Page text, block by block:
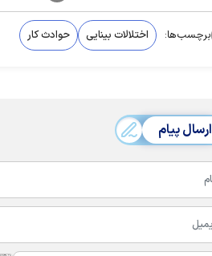
برچسب‌ها: اختلالات بینایی حوادث کار
ارسال پیام